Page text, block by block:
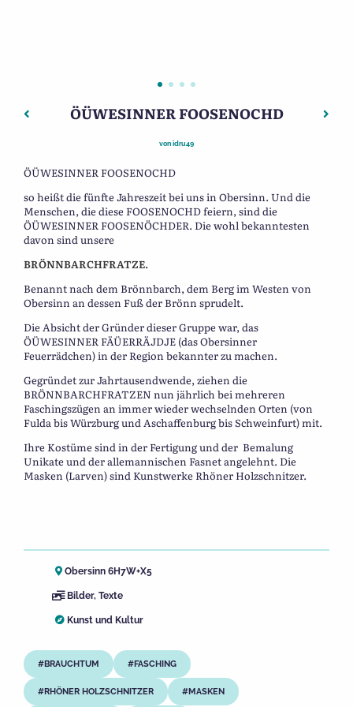
Beitragsnavigation
Vorheriger: Die Chronik von Unterwittbach
ÖÜWESINNER FOOSENOCHD
von idru49
ÖÜWESINNER FOOSENOCHD
so heißt die fünfte Jahreszeit bei uns in Obersinn. Und die
Menschen, die diese FOOSENOCHD feiern, sind die
ÖÜWESINNER FOOSENÖCHDER. Die wohl bekanntesten
davon sind unsere
BRÖNNBARCHFRATZE.
Benannt nach dem Brönnbarch, dem Berg im Westen von
Obersinn an dessen Fuß der Brönn sprudelt.
Die Absicht der Gründer dieser Gruppe war, das
ÖÜWESINNER FÄÜERRÄJDJE (das Obersinner
Feuerrädchen) in der Region bekannter zu machen.
Gegründet zur Jahrtausendwende, ziehen die
BRÖNNBARCHFRATZEN nun jährlich bei mehreren
Faschingszügen an immer wieder wechselnden Orten (von
Fulda bis Würzburg und Aschaffenburg bis Schweinfurt) mit.
Ihre Kostüme sind in der Fertigung und der Bemalung
Unikate und der allemannischen Fasnet angelehnt. Die
Masken (Larven) sind Kunstwerke Rhöner Holzschnitzer.
Obersinn 6H7W+X5
Bilder, Texte
Kunst und Kultur
BRAUCHTUM FASCHING
RHÖNER HOLZSCHNITZER MASKEN